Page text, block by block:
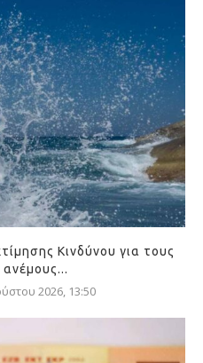
Κινδύνου για τους
ανέμους...
2026, 13:50